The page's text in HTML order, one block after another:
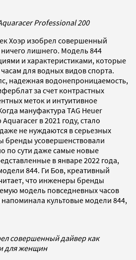
Professional 200
Хоэр изобрел совершенный
лишнего. Модель 844
и характеристиками, которые
для водных видов спорта.
надежная водонепроницаемость,
за счет контрастных
меток и интуитивное
мануфактура TAG Heuer
в 2021 году, стало
не нуждаются в серьезных
бренды усовершенствовали
по сути даже самые новые
в январе 2022 года,
844. Ги Бов, креативный
что инженеры бренды
модель повседневных часов
напоминала культовые модели 844,
совершенный дайвер как
для женщин